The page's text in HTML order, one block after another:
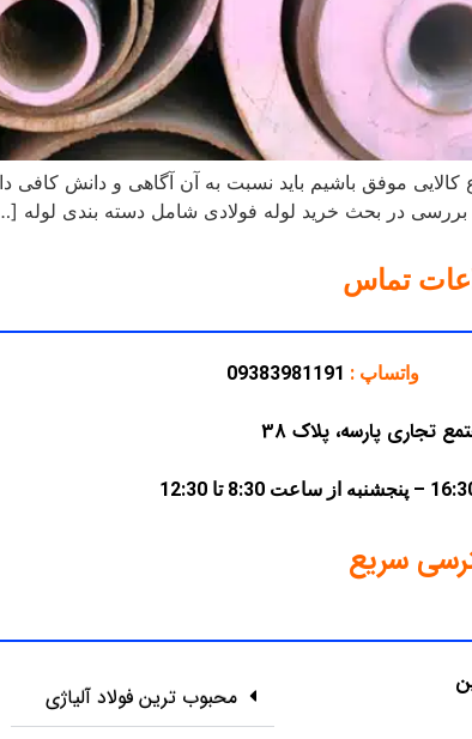
کالایی موفق باشیم باید نسبت به آن آگاهی و دانش
بررسی در بحث خرید لوله فولادی شامل دسته بندی لوله
تماس
واتساپ : 09383981191
سریع
محبوب ترین فولاد آلیاژی